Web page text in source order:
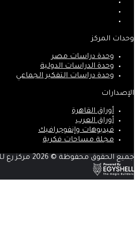
وحدات المركز
وحدة دراسات مصر
وحدة الدراسات الدولية
وحدة دراسات التفكير الجماعي
الإصدارات
أوراق القاهرة
أوراق العرب
فيديوهات وإنفوجرافيك
مجلة مساحات فكرية
جميع الحقوق محفوظة © 2026 مركز رع للدراسات الاستراتيجية